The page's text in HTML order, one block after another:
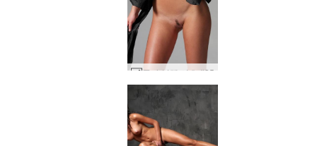
줄라 블랙 셔츠 #85